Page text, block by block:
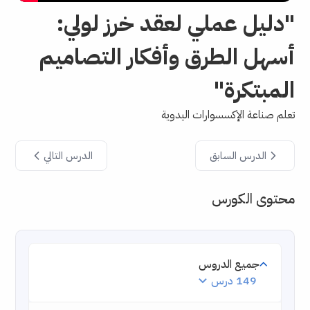
"دليل عملي لعقد خرز لولي:
أسهل الطرق وأفكار التصاميم
المبتكرة"
تعلم صناعة الإكسسوارات اليدوية
الدرس السابق الدرس التالي
محتوى الكورس
جميع الدروس
149 درس